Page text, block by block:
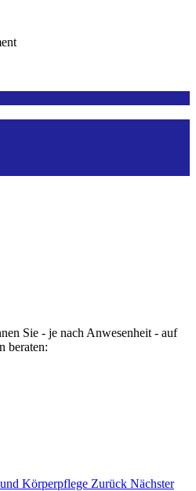
Sie - je nach Anwesenheit - auf
beraten:
Körperpflege Zurück Nächster